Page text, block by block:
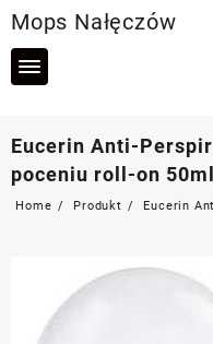
to
content
Mops Nałęczów
Eucerin Anti-
poceniu roll-on 50ml
Home Produkt
Eucerin